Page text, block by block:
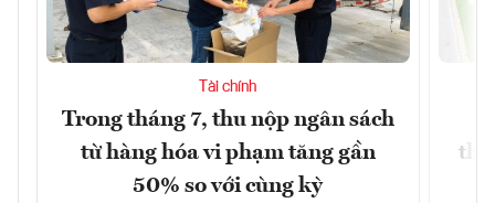
Tài chính
Trong tháng 7, thu nộp ngân sách
từ hàng hóa vi phạm tăng gần
50% so với cùng kỳ